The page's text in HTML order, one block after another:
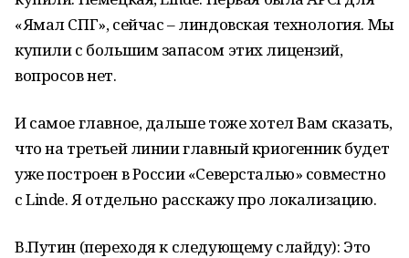
«Ямал СПГ», сейчас – линдовская технология. Мы
купили с большим запасом этих лицензий,
вопросов нет.
И самое главное, дальше тоже хотел Вам сказать,
что на третьей линии главный криогенник будет
уже построен в России «Северсталью» совместно
с Linde. Я отдельно расскажу про локализацию.
В.Путин (переходя к следующему слайду): Это